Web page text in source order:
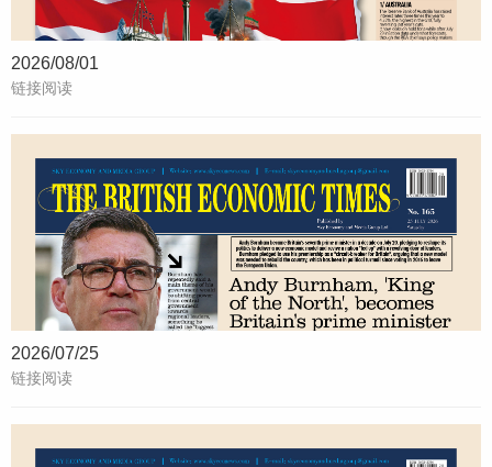
2026/08/01
链接阅读
2026/07/25
链接阅读